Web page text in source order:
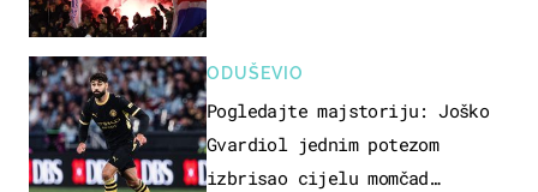
ODUŠEVIO
Pogledajte majstoriju: Joško
Gvardiol jednim potezom
izbrisao cijelu momčad